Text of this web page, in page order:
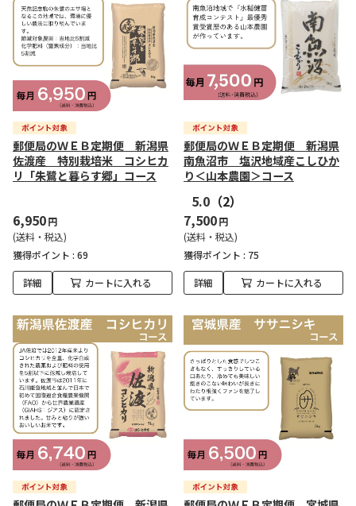
郵便局のＷＥＢ定期便 新潟県
佐渡産 特別栽培米 コシヒカ
リ「朱鷺と暮らす郷」コース
6,950円
(送料・税込)
獲得ポイント : 69
詳細 カートに入れる
郵便局のＷＥＢ定期便 新潟県
南魚沼市 塩沢地域産こしひか
り＜山本農園＞コース
5.0 （2）
7,500円
(送料・税込)
獲得ポイント : 75
詳細 カートに入れる